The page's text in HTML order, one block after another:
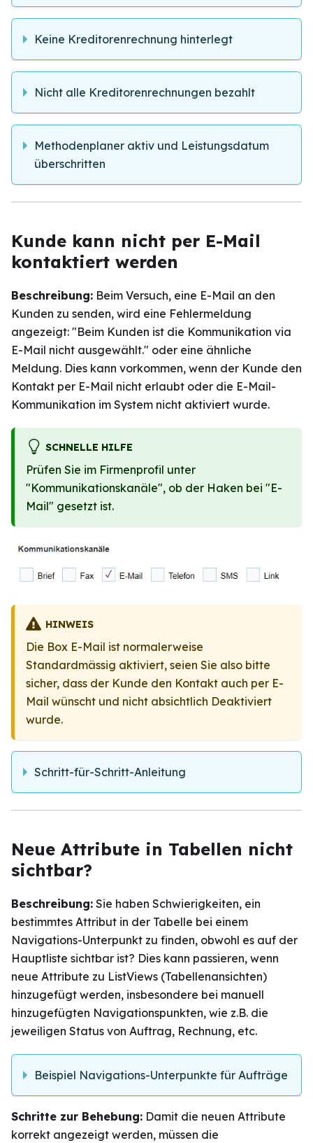
Keine Kreditorenrechnung hinterlegt
Nicht alle Kreditorenrechnungen bezahlt
Methodenplaner aktiv und Leistungsdatum
überschritten
Kunde kann nicht per E-Mail
kontaktiert werden
Beschreibung: Beim Versuch, eine E-Mail an den
Kunden zu senden, wird eine Fehlermeldung
angezeigt: "Beim Kunden ist die Kommunikation via
E-Mail nicht ausgewählt." oder eine ähnliche
Meldung. Dies kann vorkommen, wenn der Kunde den
Kontakt per E-Mail nicht erlaubt oder die E-Mail-
Kommunikation im System nicht aktiviert wurde.
SCHNELLE HILFE
Prüfen Sie im Firmenprofil unter
"Kommunikationskanäle", ob der Haken bei "E-
Mail" gesetzt ist.
HINWEIS
Die Box E-Mail ist normalerweise
Standardmässig aktiviert, seien Sie also bitte
sicher, dass der Kunde den Kontakt auch per E-
Mail wünscht und nicht absichtlich Deaktiviert
wurde.
Schritt-für-Schritt-Anleitung
Neue Attribute in Tabellen nicht
sichtbar?
Beschreibung: Sie haben Schwierigkeiten, ein
bestimmtes Attribut in der Tabelle bei einem
Navigations-Unterpunkt zu finden, obwohl es auf der
Hauptliste sichtbar ist? Dies kann passieren, wenn
neue Attribute zu ListViews (Tabellenansichten)
hinzugefügt werden, insbesondere bei manuell
hinzugefügten Navigationspunkten, wie z.B. die
jeweiligen Status von Auftrag, Rechnung, etc.
Beispiel Navigations-Unterpunkte für Aufträge
Schritte zur Behebung: Damit die neuen Attribute
korrekt angezeigt werden, müssen die